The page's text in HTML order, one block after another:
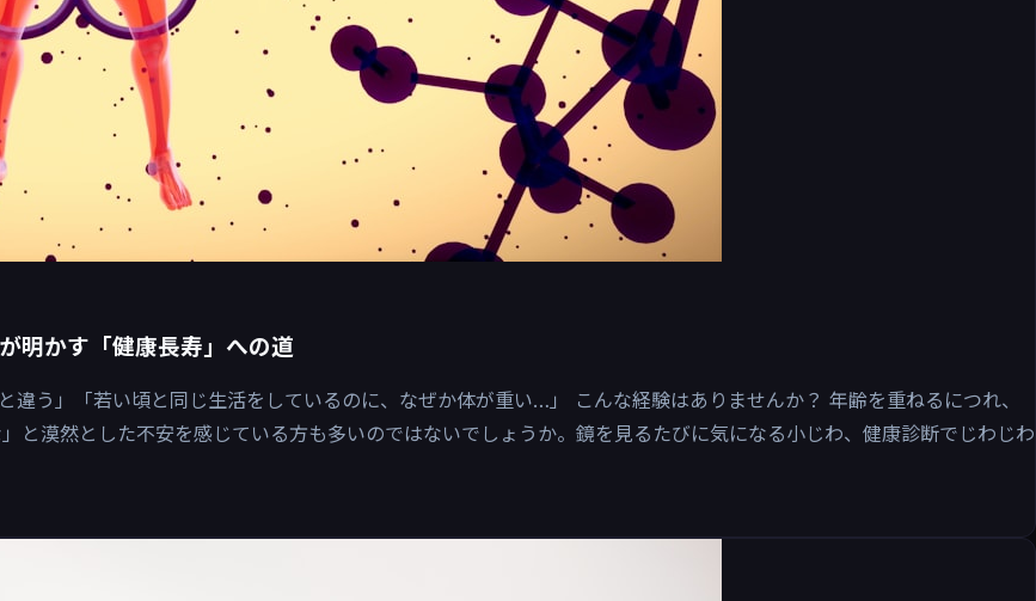
明かす「健康長寿」への道
う」「若い頃と同じ生活をしているのに、なぜか体が重い…」 こんな経験はありませんか？ 年齢を重ねるにつれ、
と漠然とした不安を感じている方も多いのではないでしょうか。鏡を見るたびに気になる小じわ、健康診断でじわじわ